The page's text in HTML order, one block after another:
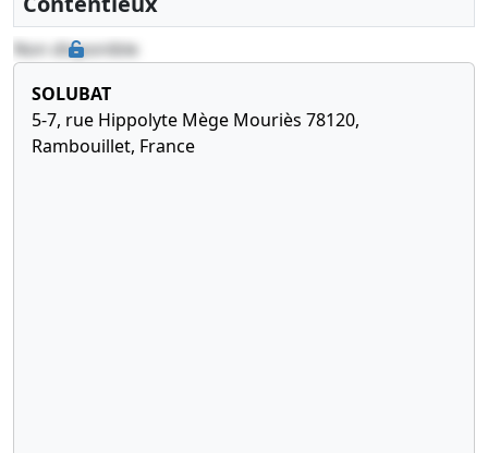
Non disponible
SOLUBAT
5-7, rue Hippolyte Mège Mouriès 78120,
Rambouillet, France